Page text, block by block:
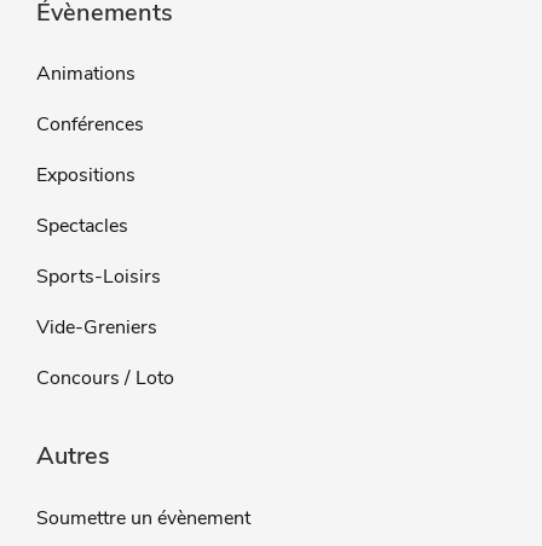
Évènements
Animations
Conférences
Expositions
Spectacles
Sports-Loisirs
Vide-Greniers
Concours / Loto
Autres
Soumettre un évènement